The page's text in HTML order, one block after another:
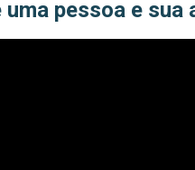
uma pessoa e